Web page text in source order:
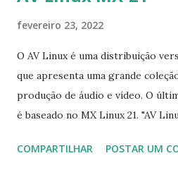
fevereiro 23, 2022
O AV Linux é uma distribuição
que apresenta uma grande
produção de áudio e vídeo. O
é baseado no MX Linux 21. "AV
e Debian 11 'Bullseye'. construído
COMPARTILHAR POSTAR UM